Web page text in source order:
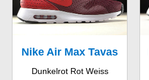
Nike Air Max Tavas
Dunkelrot Rot Weiss